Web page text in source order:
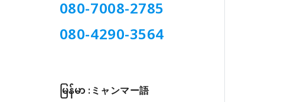
080-7008-2785
080-4290-3564
မြန်မာ :ミャンマー語